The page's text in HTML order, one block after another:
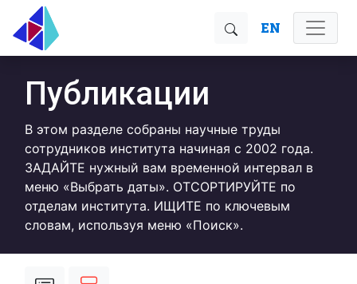
EN
Публикации
В этом разделе собраны научные труды
сотрудников института начиная с 2002 года.
ЗАДАЙТЕ нужный вам временной интервал в
меню «Выбрать даты». ОТСОРТИРУЙТЕ по
отделам института. ИЩИТЕ по ключевым
словам, используя меню «Поиск».